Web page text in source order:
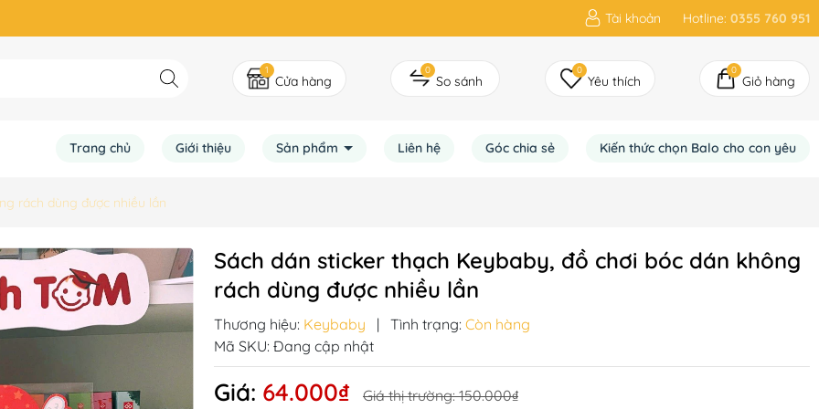
Tài khoản Hotline: 0355 760 951
1
Cửa hàng
0
So sánh
0
Yêu thích
0
Giỏ hàng
Trang chủ Giới thiệu Sản phẩm Liên hệ Góc chia sẻ Kiến thức chọn Balo cho con yêu
rách dùng được nhiều lần
Sách dán sticker thạch Keybaby, đồ chơi bóc dán không
rách dùng được nhiều lần
Thương hiệu: Keybaby | Tình trạng: Còn hàng
Mã SKU: Đang cập nhật
Giá: 64.000₫ Giá thị trường:150.000₫